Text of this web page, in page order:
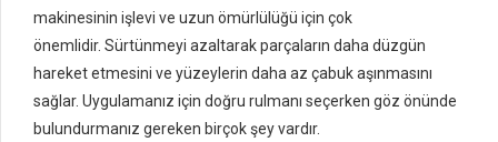
makinesinin işlevi ve uzun ömürlülüğü için çok
önemlidir. Sürtünmeyi azaltarak parçaların daha düzgün
hareket etmesini ve yüzeylerin daha az çabuk aşınmasını
sağlar. Uygulamanız için doğru rulmanı seçerken göz önünde
bulundurmanız gereken birçok şey vardır.